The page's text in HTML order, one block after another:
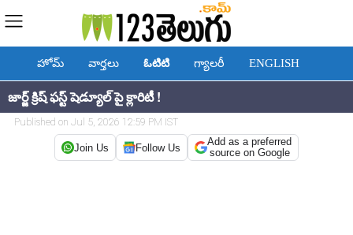
హోమ్ వార్తలు ఓటిటి గ్యాలరీ ENGLISH
జార్జ్ క్రిష్ ఫస్ట్ షెడ్యూల్ పై క్లారిటీ !
Published on Jul 5, 2026 12:59 PM IST
Join Us Follow Us
Add as a preferred
source on Google